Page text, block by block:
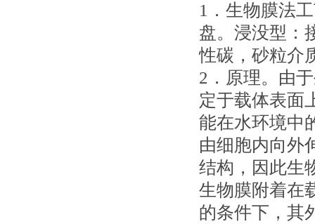
1．生物膜法
盘。浸没型：
性碳，砂粒介
2．原理。由
定于载体表面
能在水环境中
由细胞内向外
结构，因此生
生物膜附着在
的条件下，其